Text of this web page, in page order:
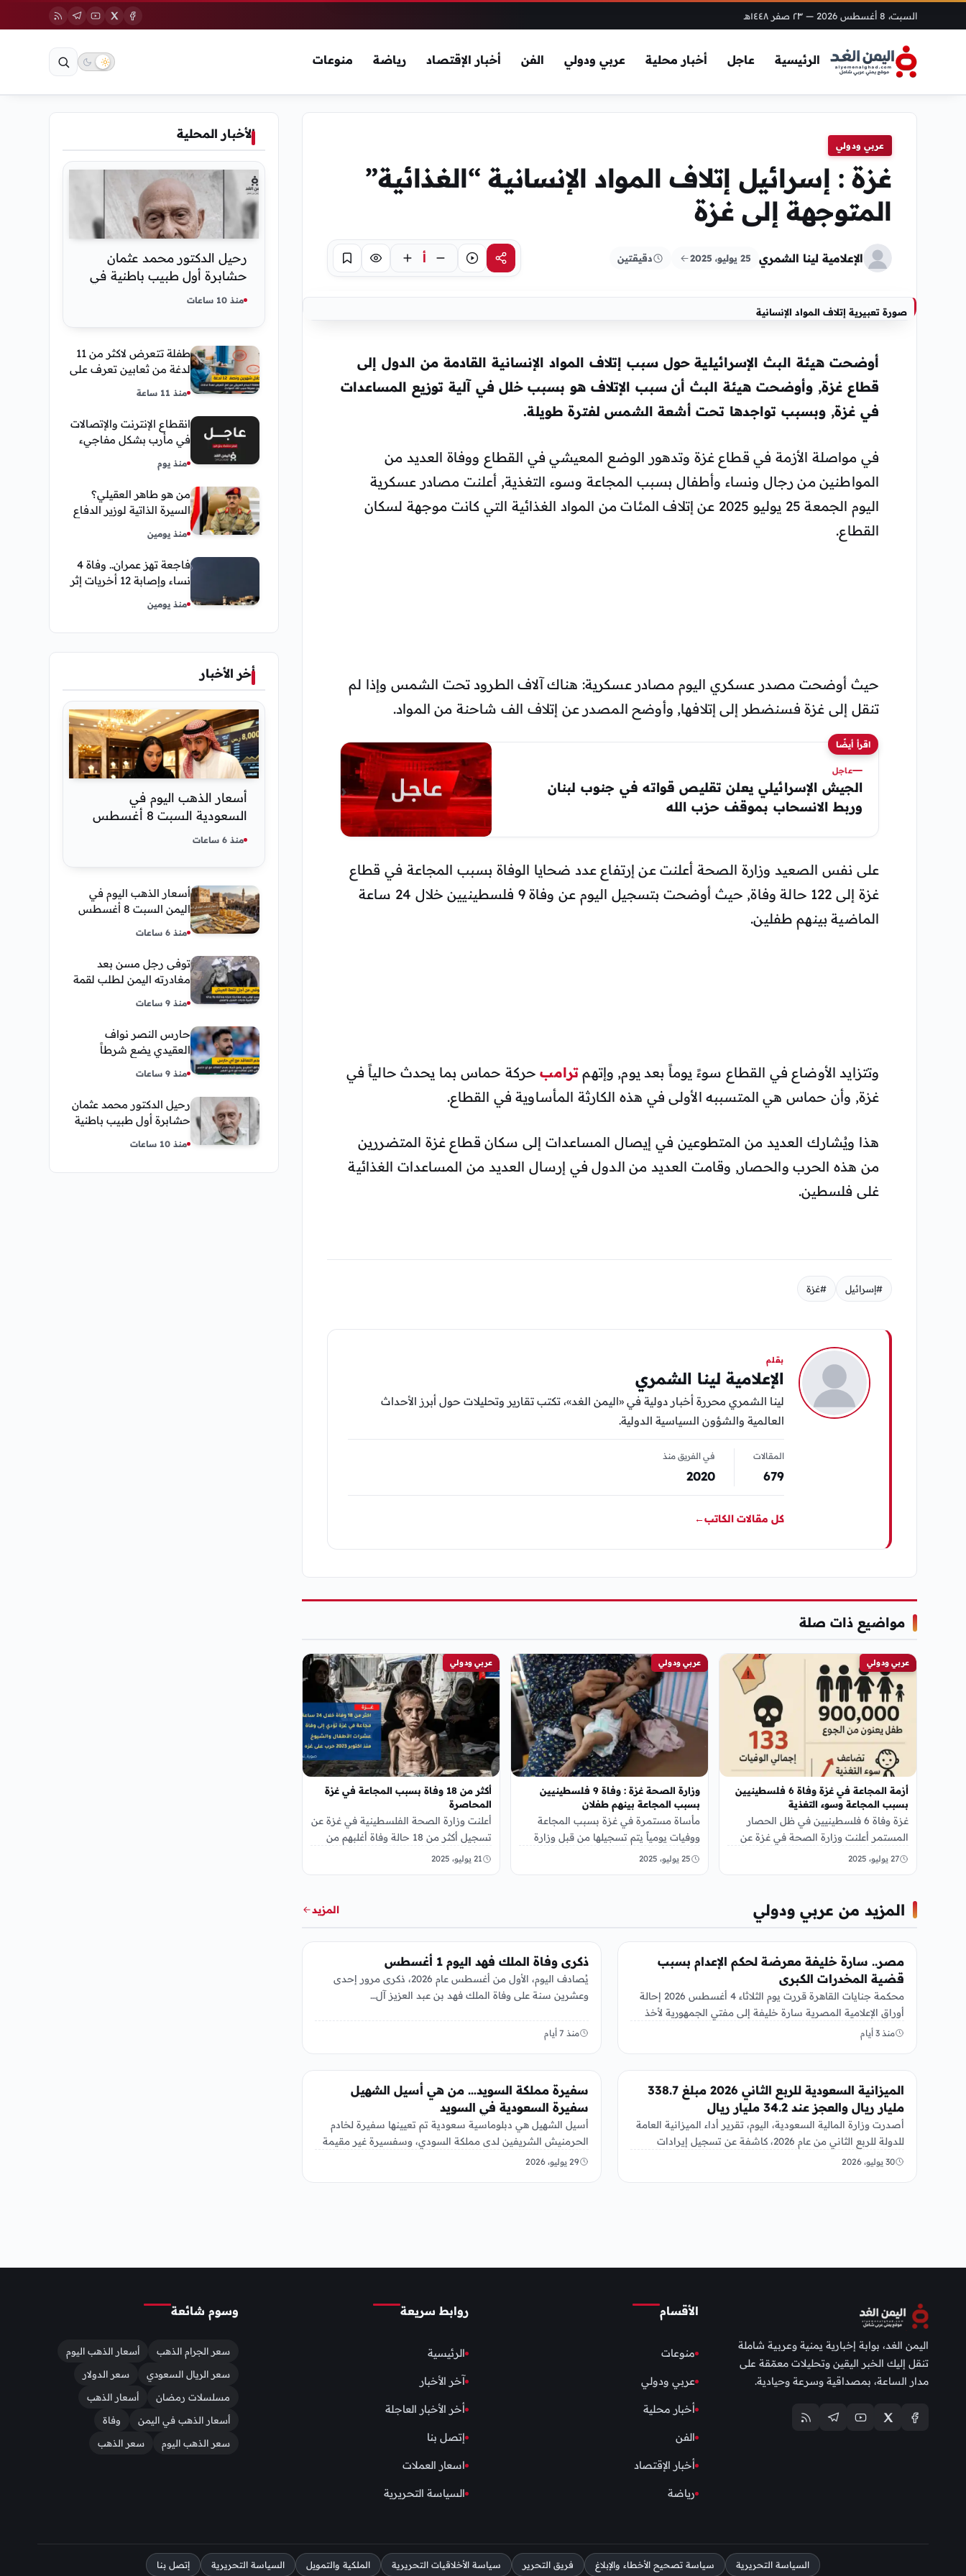
السبت، 8 أغسطس 2026 — ٢٣ صفر ١٤٤٨هـ
الرئيسية عاجل أخبار محلية عربي ودولي الفن أخبار الإقتصاد رياضة منوعات
عربي ودولي
غزة : إسرائيل إتلاف المواد الإنسانية “الغذائية”
المتوجهة إلى غزة
الإعلامية لينا الشمري 25 يوليو، 2025 دقيقتين مشاركةاستماع أ تركيز حفظ
صورة تعبيرية إتلاف المواد الإنسانية
أوضحت هيئة البث الإسرائيلية حول سبب إتلاف المواد الإنسانية القادمة من الدول إلى
قطاع غزة, وأوضحت هيئة البث أن سبب الإتلاف هو بسبب خلل في آلية توزيع المساعدات
في غزة, وبسبب تواجدها تحت أشعة الشمس لفترة طويلة.
في مواصلة الأزمة في قطاع غزة وتدهور الوضع المعيشي في القطاع ووفاة العديد من
المواطنين من رجال ونساء وأطفال بسبب المجاعة وسوء التغذية, أعلنت مصادر عسكرية
اليوم الجمعة 25 يوليو 2025 عن إتلاف المئات من المواد الغذائية التي كانت موجهة لسكان
القطاع.
حيث أوضحت مصدر عسكري اليوم مصادر عسكرية: هناك آلاف الطرود تحت الشمس وإذا لم
تنقل إلى غزة فسنضطر إلى إتلافها, وأوضح المصدر عن إتلاف الف شاحنة من المواد.
اقرأ أيضًا
عاجل
الجيش الإسرائيلي يعلن تقليص قواته في جنوب لبنان
وربط الانسحاب بموقف حزب الله
على نفس الصعيد وزارة الصحة أعلنت عن إرتفاع عدد ضحايا الوفاة بسبب المجاعة في قطاع
غزة إلى 122 حالة وفاة, حيث أوضحت بتسجيل اليوم عن وفاة 9 فلسطينيين خلال 24 ساعة
الماضية بينهم طفلين.
وتتزايد الأوضاع في القطاع سوءً يوماً بعد يوم, وإتهمترامبحركة حماس بما يحدث حالياً في
غزة, وأن حماس هي المتسببه الأولى في هذه الكارثة المأساوية في القطاع.
هذا ويُشارك العديد من المتطوعين في إيصال المساعدات إلى سكان قطاع غزة المتضررين
من هذه الحرب والحصار, وقامت العديد من الدول في إرسال العديد من المساعدات الغذائية
غلى فلسطين.
#إسرائيل #غزة
بقلم
الإعلامية لينا الشمري
لينا الشمري محررة أخبار دولية في «اليمن الغد»، تكتب تقارير وتحليلات حول أبرز الأحداث
العالمية والشؤون السياسية الدولية.
المقالات
679
في الفريق منذ
2020
كل مقالات الكاتب←
مواضيع ذات صلة
عربي ودولي
أزمة المجاعة في غزة وفاة 6 فلسطينيين
بسبب المجاعة وسوء التغذية
غزة وفاة 6 فلسطينيين في ظل الحصار
المستمر أعلنت وزارة الصحة في غزة عن
تسجيل 6 حالات وفاة جديدة خلال…
27 يوليو، 2025
عربي ودولي
وزارة الصحة غزة : وفاة 9 فلسطينيين
بسبب المجاعة بينهم طفلان
مأساة مستمرة في غزة بسبب المجاعة
ووفيات يومياً يتم تسجيلها من قبل وزارة
الصحة الفلسطينية في غزة, حيث تم
25 يوليو، 2025
عربي ودولي
أكثر من 18 وفاة بسبب المجاعة في غزة
المحاصرة
أعلنت وزارة الصحة الفلسطينية في غزة عن
تسجيل أكثر من 18 حالة وفاة أغلبهم من
الأطفال بسبب المجاعة التي يُعاني…
21 يوليو، 2025
المزيد من عربي ودولي المزيد
مصر.. سارة خليفة معرضة لحكم الإعدام بسبب
قضية المخدرات الكبرى
محكمة جنايات القاهرة قررت يوم الثلاثاء 4 أغسطس 2026 إحالة
أوراق الإعلامية المصرية سارة خليفة إلى مفتي الجمهورية لأخذ
الرأي…
منذ 3 أيام
ذكرى وفاة الملك فهد اليوم 1 أغسطس
يُصادف اليوم، الأول من أغسطس عام 2026، ذكرى مرور إحدى
وعشرين سنة على وفاة الملك فهد بن عبد العزيز آل…
منذ 7 أيام
الميزانية السعودية للربع الثاني 2026 مبلغ 338.7
مليار ريال والعجز عند 34.2 مليار ريال
أصدرت وزارة المالية السعودية، اليوم، تقرير أداء الميزانية العامة
للدولة للربع الثاني من عام 2026، كاشفة عن تسجيل إيرادات
بلغت…
30 يوليو، 2026
سفيرة مملكة السويد… من هي أسيل الشهيل
سفيرة السعودية في السويد
أسيل الشهيل هي دبلوماسية سعودية تم تعيينها سفيرة لخادم
الحرمنيش الشريفين لدى مملكة السودي، وسفسيرة غير مقيمة
لدى آيسلندا في…
29 يوليو، 2026
الأخبار المحلية
رحيل الدكتور محمد عثمان
حشابرة أول طبيب باطنية في
الحديدة
منذ 10 ساعات
طفلة تتعرض لاكثر من 11
لدغة من ثعابين تعرف على
العريقي
منذ 11 ساعة
انقطاع الإنترنت والإتصالات
في مأرب بشكل مفاجيء
منذ يوم
من هو طاهر العقيلي؟
السيرة الذاتية لوزير الدفاع
مناصبه
منذ يومين
فاجعة تهز عمران.. وفاة 4
نساء وإصابة 12 أخريات إثر
اجتماعية
منذ يومين
أخر الأخبار
أسعار الذهب اليوم في
السعودية السبت 8 أغسطس
2026 — تحديث مباشر
منذ 6 ساعات
أسعار الذهب اليوم في
اليمن السبت 8 أغسطس
وعدن
منذ 6 ساعات
توفى رجل مسن بعد
مغادرته اليمن لطلب لقمة
يقدمها لإبنته
منذ 9 ساعات
حارس النصر نواف
العقيدي يضع شرطاً
النادي
منذ 9 ساعات
رحيل الدكتور محمد عثمان
حشابرة أول طبيب باطنية
منذ 10 ساعات
اليمن الغد، بوابة إخبارية يمنية وعربية شاملة
تنقل إليك الخبر اليقين وتحليلات معمّقة على
مدار الساعة، بمصداقية وسرعة وحيادية.
الأقسام
منوعات
عربي ودولي
أخبار محلية
الفن
أخبار الإقتصاد
رياضة
روابط سريعة
الرئيسية
آخر الأخبار
أخر الأخبار العاجلة
إتصل بنا
اسعار العملات
السياسة التحريرية
وسوم شائعة
سعر الجرام الذهب
أسعار الذهب اليوم
سعر الريال السعودي
سعر الدولار
مسلسلات رمضان
أسعار الذهب
أسعار الذهب في اليمن
وفاة
سعر الذهب اليوم
سعر الذهب
السياسة التحريرية سياسة تصحيح الأخطاء والإبلاغ فريق التحرير سياسة الأخلاقيات التحريرية الملكية والتمويل السياسة التحريرية إتصل بنا